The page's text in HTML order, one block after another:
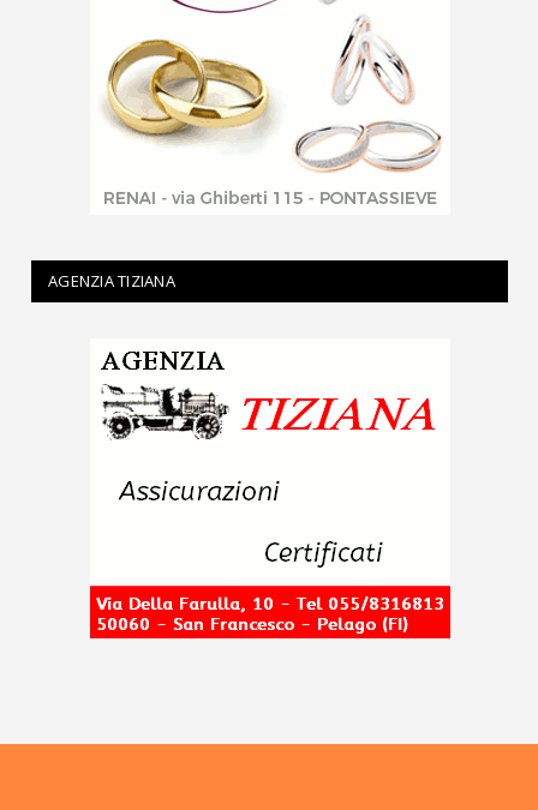
AGENZIA TIZIANA